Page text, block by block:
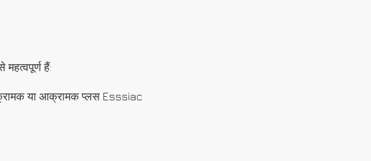
हैं:
या आक्रामक प्लस Esssiac